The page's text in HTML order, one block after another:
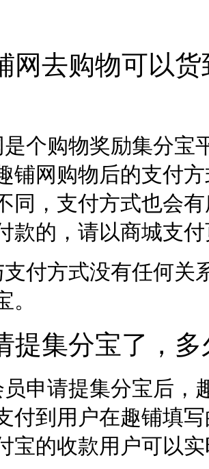
网去购物可以
个购物奖励集分宝
铺网购物后的支付
同，支付方式也会
款的，请以商城支
付方式没有任何关
提集分宝了，
申请提集分宝后，
付到用户在趣铺填
宝的收款用户可以